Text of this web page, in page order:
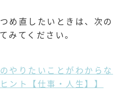
め直したいときは、次の
みてください。
やりたいことがわからな
ント【仕事・人生】】